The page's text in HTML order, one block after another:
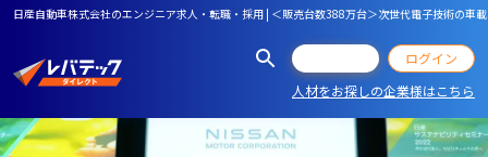
日産自動車株式会社のエンジニア求人・転職・採用 | ＜販売台数388万台＞次世代電子技術の
ログイン
人材をお探しの企業様はこちら